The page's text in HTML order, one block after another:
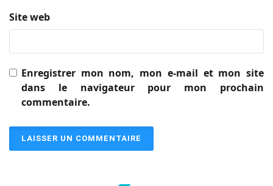
Site web
Enregistrer mon nom, mon e-mail et mon site
dans le navigateur pour mon prochain
commentaire.